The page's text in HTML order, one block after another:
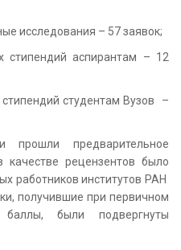
исследования – 57 заявок;
стипендий аспирантам – 12
студентам Вузов –
прошли предварительное
рецензентов было
работников институтов РАН
получившие при первичном
были подвергнуты